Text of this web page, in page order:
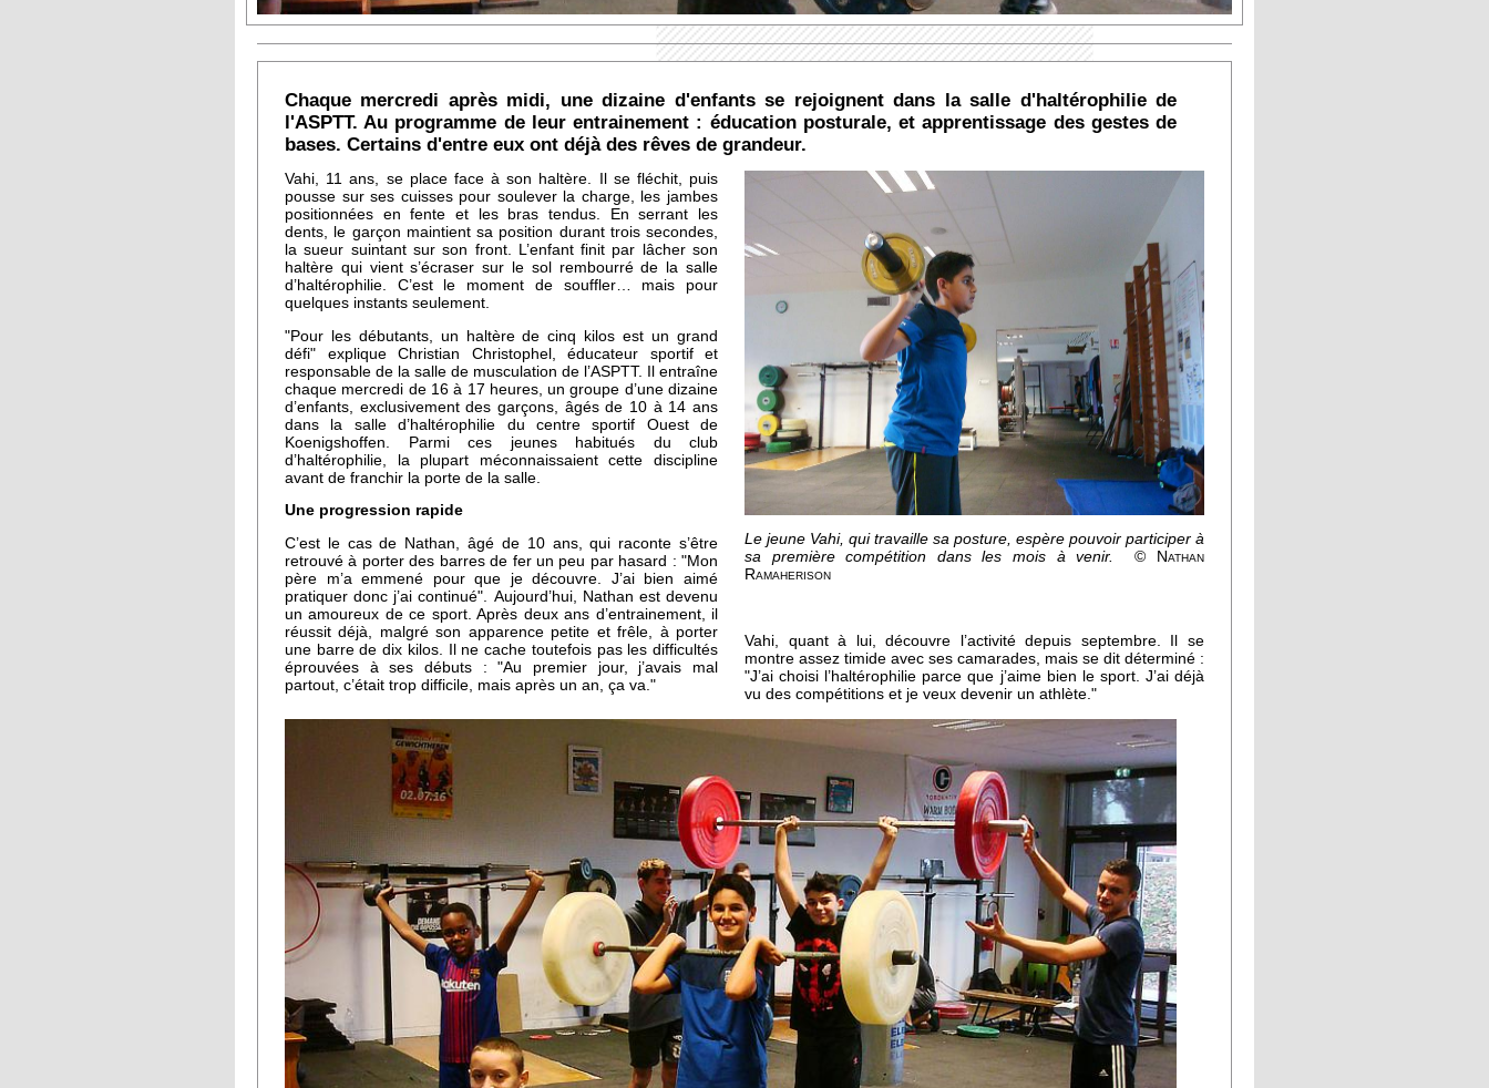
Chaque mercredi après midi, une dizaine d'enfants se rejoignent dans la salle d'haltérophilie de
l'ASPTT. Au programme de leur entrainement : éducation posturale, et apprentissage des gestes de
bases. Certains d'entre eux ont déjà des rêves de grandeur.
Vahi, 11 ans, se place face à son haltère. Il se fléchit, puis
pousse sur ses cuisses pour soulever la charge, les jambes
positionnées en fente et les bras tendus. En serrant les
dents, le garçon maintient sa position durant trois secondes,
la sueur suintant sur son front. L’enfant finit par lâcher son
haltère qui vient s’écraser sur le sol rembourré de la salle
d’haltérophilie. C’est le moment de souffler… mais pour
quelques instants seulement.
"Pour les débutants, un haltère de cinq kilos est un grand
défi" explique Christian Christophel, éducateur sportif et
responsable de la salle de musculation de l’ASPTT. Il entraîne
chaque mercredi de 16 à 17 heures, un groupe d’une dizaine
d’enfants, exclusivement des garçons, âgés de 10 à 14 ans
dans la salle d’haltérophilie du centre sportif Ouest de
Koenigshoffen. Parmi ces jeunes habitués du club
d’haltérophilie, la plupart méconnaissaient cette discipline
avant de franchir la porte de la salle.
Une progression rapide
C’est le cas de Nathan, âgé de 10 ans, qui raconte s’être
retrouvé à porter des barres de fer un peu par hasard : "Mon
père m’a emmené pour que je découvre. J’ai bien aimé
pratiquer donc j’ai continué". Aujourd’hui, Nathan est devenu
un amoureux de ce sport. Après deux ans d’entrainement, il
réussit déjà, malgré son apparence petite et frêle, à porter
une barre de dix kilos. Il ne cache toutefois pas les difficultés
éprouvées à ses débuts : "Au premier jour, j’avais mal
partout, c’était trop difficile, mais après un an, ça va."
Le jeune Vahi, qui travaille sa posture, espère pouvoir participer à
sa première compétition dans les mois à venir.
© Nathan
Ramaherison
Vahi, quant à lui, découvre l’activité depuis septembre. Il se
montre assez timide avec ses camarades, mais se dit déterminé :
"J’ai choisi l’haltérophilie parce que j’aime bien le sport. J’ai déjà
vu des compétitions et je veux devenir un athlète."